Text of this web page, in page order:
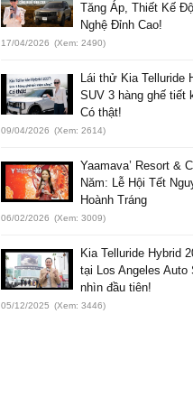
Tăng Áp, Thiết Kế
Nghệ Đỉnh Cao!
17/04/2026 (Xem: 2490)
Lái thử Kia Telluride
SUV 3 hàng ghế tiết
Có thật!
09/04/2026 (Xem: 2614)
Yaamava’ Resort &
Năm: Lễ Hội Tết
Hoành Tráng
06/02/2026 (Xem: 3009)
Kia Telluride Hybrid
tại Los Angeles Auto
nhìn đầu tiên!
05/12/2025 (Xem: 3446)